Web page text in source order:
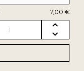
7,00 €
1